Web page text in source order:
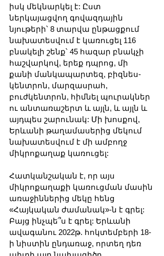
իսկ մեկնարկել է: Ըստ
ներկայացվող գովազդային
նյութերի՝ 8 տարվա ընթացքում
նախատեսվում է կառուցել 116
բնակելի շենք՝ 45 հազար բնակչի
հաշվարկով, երեք դպրոց, մի
քանի մանկապարտեզ, բիզնես-
կենտրոն, մարզասրահ,
բուժկենտրոն, հիմնել պուրակներ
ու անտառաշերտ և այլն, և այլն և
այդպես շարունակ: Մի խոսքով,
Երևանի թաղամասերից մեկում
նախատեսվում է մի ամբողջ
միկրոքաղաք կառուցել:
Հատկանշական է, որ այս
միկրոքաղաքի կառուցման մասին
առաջիններից մեկը հենց
«Հայկական ժամանակ»-ն է գրել:
Բայց ինչպե՞ս է գրել: Երևանի
ավագանու 2022թ. հոկտեմբերի 18-
ի նիստին ընդառաջ, որտեղ դեռ